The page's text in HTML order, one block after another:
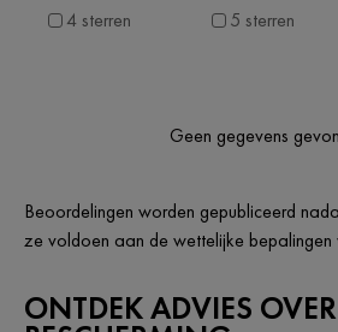
4 sterren
5 sterren
Geen gegevens
Beoordelingen worden gepubliceerd
ze voldoen aan de wettelijke bepalingen
ONTDEK ADVIES